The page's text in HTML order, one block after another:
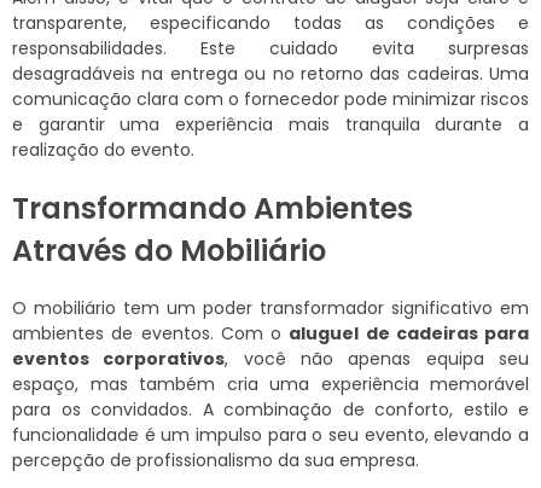
transparente, especificando todas as condições e
responsabilidades. Este cuidado evita surpresas
desagradáveis na entrega ou no retorno das cadeiras. Uma
comunicação clara com o fornecedor pode minimizar riscos
e garantir uma experiência mais tranquila durante a
realização do evento.
Transformando Ambientes
Através do Mobiliário
O mobiliário tem um poder transformador significativo em
ambientes de eventos. Com o aluguel de cadeiras para
eventos corporativos, você não apenas equipa seu
espaço, mas também cria uma experiência memorável
para os convidados. A combinação de conforto, estilo e
funcionalidade é um impulso para o seu evento, elevando a
percepção de profissionalismo da sua empresa.